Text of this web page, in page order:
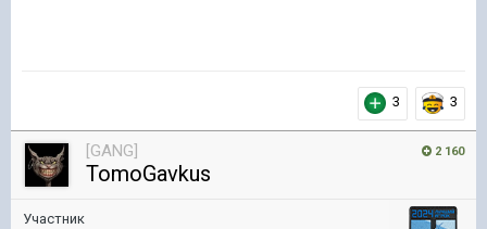
3 3
2 160
[GANG]
TomoGavkus
Участник